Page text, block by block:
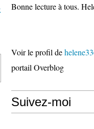
Bonne lecture à tous.
Voir le profil de
portail Overblog
Suivez-moi